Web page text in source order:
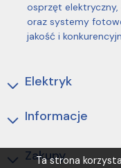
Ta strona
osprzęt
oraz systemy
jakość i
Elektryk
Informacje
Zakupy